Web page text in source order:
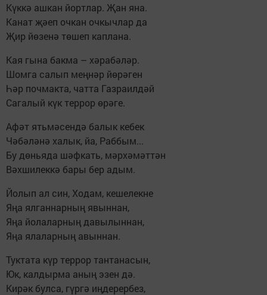
Күккә ашкан йортлар. Җан яна.
Канат җәеп очкан очкычлар да
Җир йөзенә төшеп каплана.
Кая гына бакма – хәрабәләр.
Шомга салып меңнәр йөрәген
Һәр почмакта, чатта Газраилдәй
Сагалый күк террор өрәге.
Афәт ятьмәсендә балык кебек
Чәбәләнә халык, йа, Раббым...
Бу дөньяда шәфкать, мәрхәмәттән
Вәхшилеккә бары бер адым.
Йолып ал син, Ходам, кешелекне
Яңа ялганнарның явыннан,
Яңа йолаларның давылыннан,
Яңа ялаларның авыннан.
Туктата күр террор тантанасын,
Юк, калдырма аның эзен дә.
Кирәк булса, гүргә иңдерербез,